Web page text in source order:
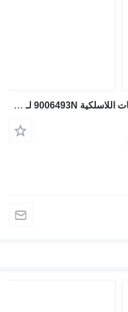
وحدة التحكم Liebherr الإلكترونيات اللاسلكية 9006493N لـ حفارة Liebherr R926 COMP / R926 K-LC / LH35 M / LH50 M / LH40 M / LH50 MHR / LH35 MT / LH50 MT / A916 / A918 COMPACT / LH22 M / LH24 M